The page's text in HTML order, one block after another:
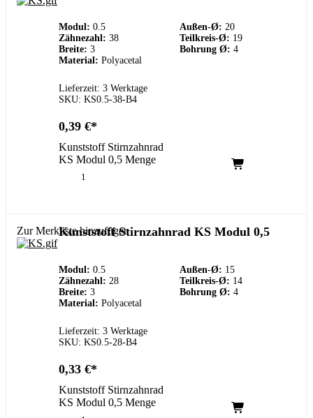
Modul: 0.5 Außen-Ø: 20
Zähnezahl: 38 Teilkreis-Ø: 19
Breite: 3 Bohrung Ø: 4
Material: Polyacetal
Lieferzeit: 3 Werktage
SKU: KS0.5-38-B4
0,39 €
Kunststoff Stirnzahnrad
KS Modul 0,5 Menge
Zur Merkliste hinzufügen
Kunststoff Stirnzahnrad KS Modul 0,5
Modul: 0.5 Außen-Ø: 15
Zähnezahl: 28 Teilkreis-Ø: 14
Breite: 3 Bohrung Ø: 4
Material: Polyacetal
Lieferzeit: 3 Werktage
SKU: KS0.5-28-B4
0,33 €
Kunststoff Stirnzahnrad
KS Modul 0,5 Menge